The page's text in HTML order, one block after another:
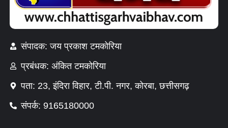
संपादक: जय प्रकाश टमकोरिया
प्रबंधक: अंकित टमकोरिया
पता: 23, इंदिरा विहार, टी.पी. नगर, कोरबा, छत्तीसगढ़
संपर्क: 9165180000